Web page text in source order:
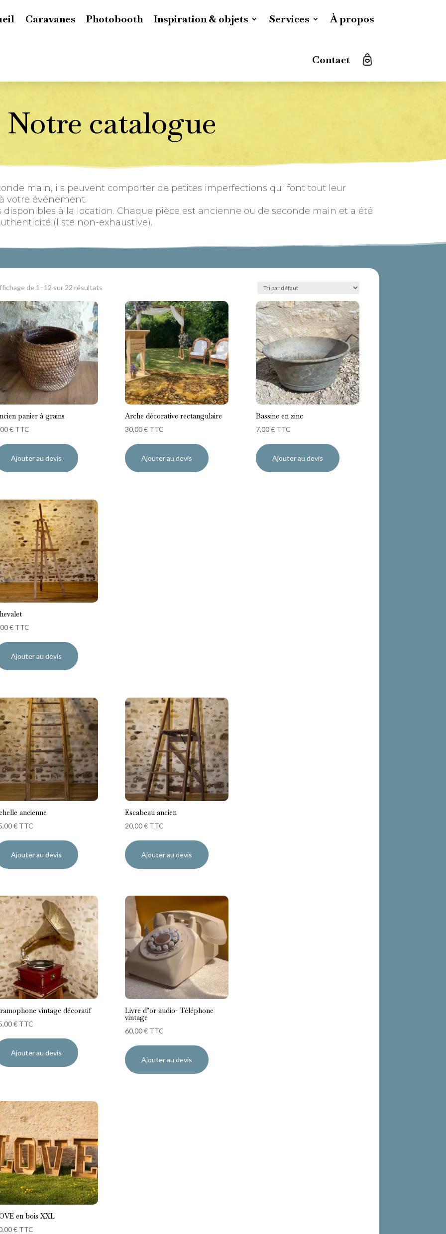
Caravanes Photobooth Inspiration & objets Services À propos
Contact
Notre catalogue
main, ils peuvent comporter de petites imperfections qui font tout leur
votre événement.
disponibles à la location. Chaque pièce est ancienne ou de seconde main et a été
(liste non-exhaustive).
de 1–12 sur 22 résultats
panier à grains
€ TTC
Ajouter au devis
Arche décorative rectangulaire
30,00€ TTC
Ajouter au devis
Bassine en zinc
7,00€ TTC
Ajouter au devis
€ TTC
Ajouter au devis
ancienne
€ TTC
Ajouter au devis
Escabeau ancien
20,00€ TTC
Ajouter au devis
vintage décoratif
€ TTC
Ajouter au devis
Livre d’or audio- Téléphone
vintage
60,00€ TTC
Ajouter au devis
en bois XXL
€ TTC